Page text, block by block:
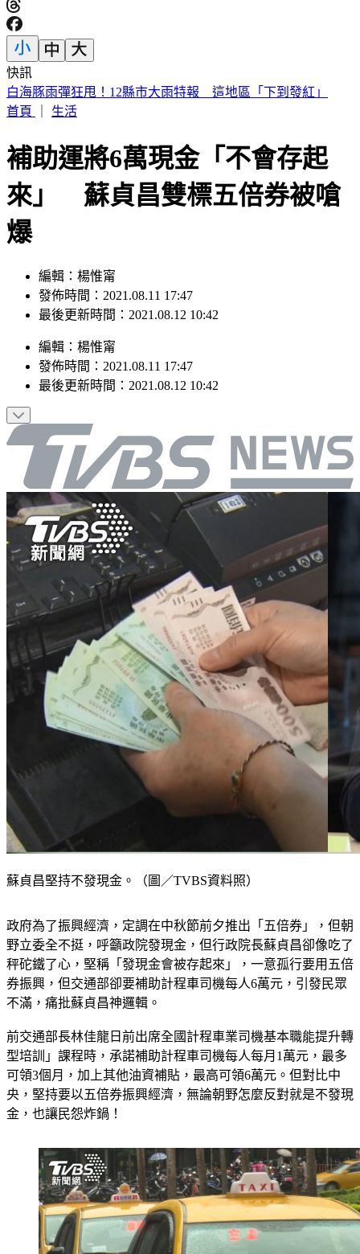
快訊
記憶體狂潮到頭了？美光目標價大砍17.8%
首頁
生活
補助運將6萬現金「不會存起
來」 蘇貞昌雙標五倍券被嗆
爆
編輯：楊惟甯
發佈時間：2021.08.11 17:47
最後更新時間：2021.08.12 10:42
編輯 ： 楊惟甯
發佈時間： 2021.08.11 17:47
最後更新時間： 2021.08.12 10:42
蘇貞昌堅持不發現金。（圖／TVBS資料照）
政府為了振興經濟，定調在中秋節前夕推出「五倍券」，但朝
野立委全不挺，呼籲政院發現金，但行政院長蘇貞昌卻像吃了
秤砣鐵了心，堅稱「發現金會被存起來」，一意孤行要用五倍
券振興，但交通部卻要補助計程車司機每人6萬元，引發民眾
不滿，痛批蘇貞昌神邏輯。
前交通部長林佳龍日前出席全國計程車業司機基本職能提升轉
型培訓」課程時，承諾補助計程車司機每人每月1萬元，最多
可領3個月，加上其他油資補貼，最高可領6萬元。但對比中
央，堅持要以五倍券振興經濟，無論朝野怎麼反對就是不發現
金，也讓民怨炸鍋！